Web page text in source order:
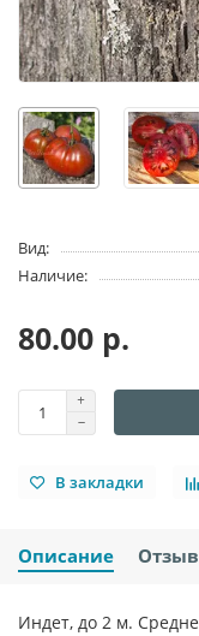
Вид:
Наличие:
80.00 р.
В закладки
Описание
Индет, до 2 м.